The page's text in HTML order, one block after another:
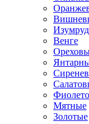
Венге
Мятные
Золотые